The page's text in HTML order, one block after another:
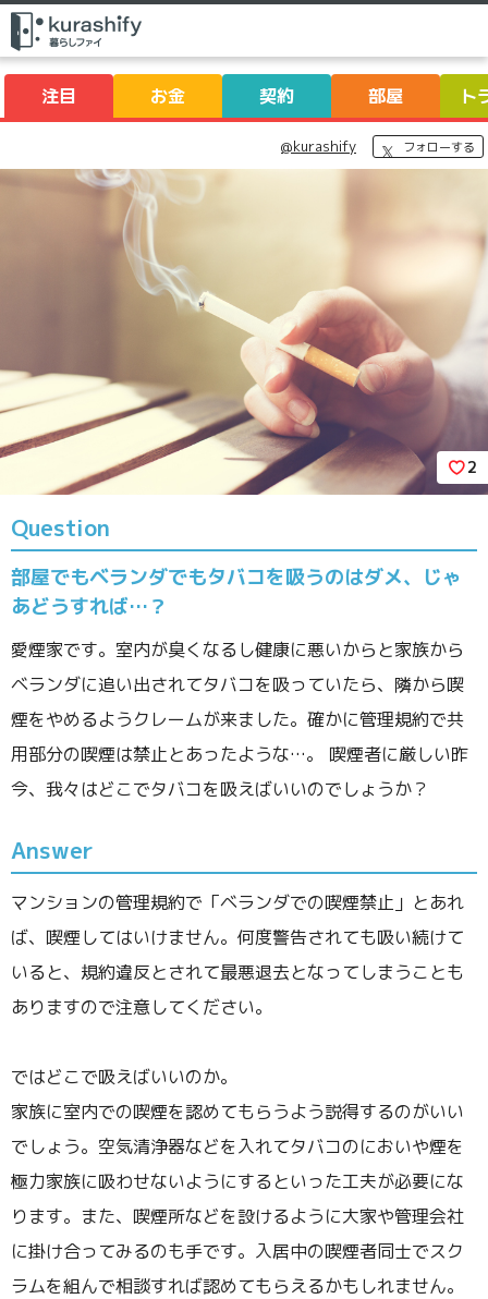
注目 お金 契約 部屋 ト
@kurashify フォローする
2
部屋でもベランダでもタバコを吸うのはダメ、じゃ
あどうすれば…？
Question
愛煙家です。室内が臭くなるし健康に悪いからと家族から
ベランダに追い出されてタバコを吸っていたら、隣から喫
煙をやめるようクレームが来ました。確かに管理規約で共
用部分の喫煙は禁止とあったような…。 喫煙者に厳しい昨
今、我々はどこでタバコを吸えばいいのでしょうか？
Answer
マンションの管理規約で「ベランダでの喫煙禁止」とあれ
ば、喫煙してはいけません。何度警告されても吸い続けて
いると、規約違反とされて最悪退去となってしまうことも
ありますので注意してください。
ではどこで吸えばいいのか。
家族に室内での喫煙を認めてもらうよう説得するのがいい
でしょう。空気清浄器などを入れてタバコのにおいや煙を
極力家族に吸わせないようにするといった工夫が必要にな
ります。また、喫煙所などを設けるように大家や管理会社
に掛け合ってみるのも手です。入居中の喫煙者同士でスク
ラムを組んで相談すれば認めてもらえるかもしれません。